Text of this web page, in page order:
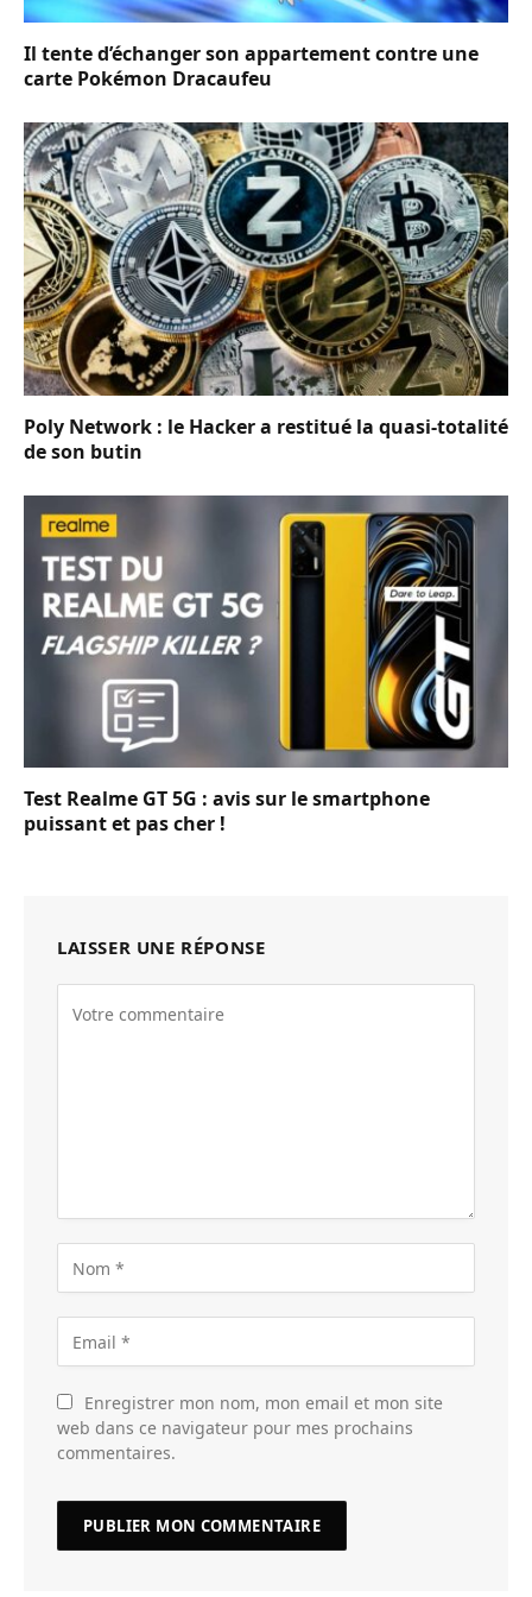
Il tente d’échanger son appartement contre une
carte Pokémon Dracaufeu
Poly Network : le Hacker a restitué la quasi-totalité
de son butin
Test Realme GT 5G : avis sur le smartphone
puissant et pas cher !
LAISSER UNE RÉPONSE
Enregistrer mon nom, mon email et mon site
web dans ce navigateur pour mes prochains
commentaires.